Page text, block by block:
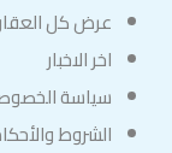
عرض كل
اخر الاخبار
سياسة
الشروط